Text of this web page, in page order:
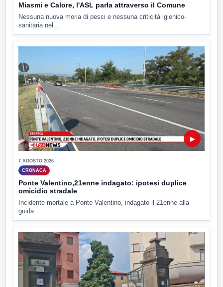
Miasmi e Calore, l'ASL parla attraverso il Comune
Nessuna nuova moria di pesci e nessuna criticità igienico-
sanitaria nel...
▶
7 AGOSTO 2026
CRONACA
Ponte Valentino,21enne indagato: ipotesi duplice
omicidio stradale
Incidente mortale a Ponte Valentino, indagato il 21enne alla
guida...